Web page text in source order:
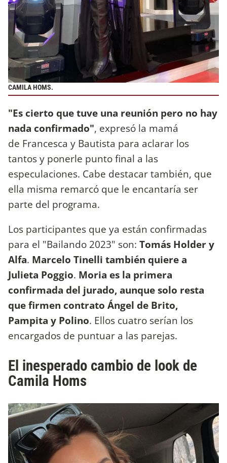
CAMILA HOMS.
"Es cierto que tuve una reunión pero no hay
nada confirmado", expresó la mamá
de Francesca y Bautista para aclarar los
tantos y ponerle punto final a las
especulaciones. Cabe destacar también, que
ella misma remarcó que le encantaría ser
parte del programa.
Los participantes que ya están confirmadas
para el "Bailando 2023" son: Tomás Holder y
Alfa. Marcelo Tinelli también quiere a
Julieta Poggio. Moria es la primera
confirmada del jurado, aunque solo resta
que firmen contrato Ángel de Brito,
Pampita y Polino. Ellos cuatro serían los
encargados de puntuar a las parejas.
El inesperado cambio de look de
Camila Homs